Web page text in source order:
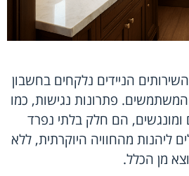
השירותים הניידים נלקחים בחשבון
פתרונות נגישות, כמו
ומונגשים, הם חלק בלתי נפרד
ליהנות מהחוויה היוקרתית, ללא
מן הכלל.